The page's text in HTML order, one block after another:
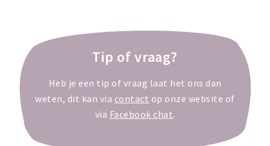
Tip of vraag?
Heb je een tip of vraag laat het ons dan
weten, dit kan via contact op onze website of
via Facebook chat.